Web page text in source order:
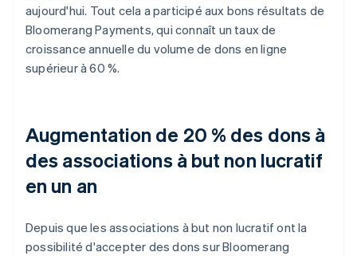
aujourd'hui. Tout cela a participé aux bons résultats de
Bloomerang Payments, qui connaît un taux de
croissance annuelle du volume de dons en ligne
supérieur à 60 %.
Augmentation de 20 % des dons à
des associations à but non lucratif
en un an
Depuis que les associations à but non lucratif ont la
possibilité d'accepter des dons sur Bloomerang